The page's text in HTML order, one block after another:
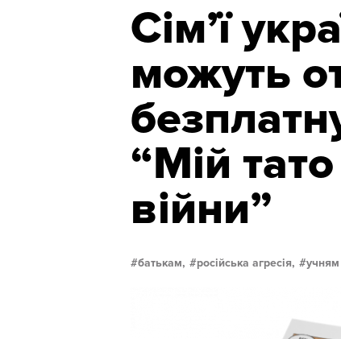
Сім’ї
можуть
“Мій
війни”
батькам, російська агресія, учням